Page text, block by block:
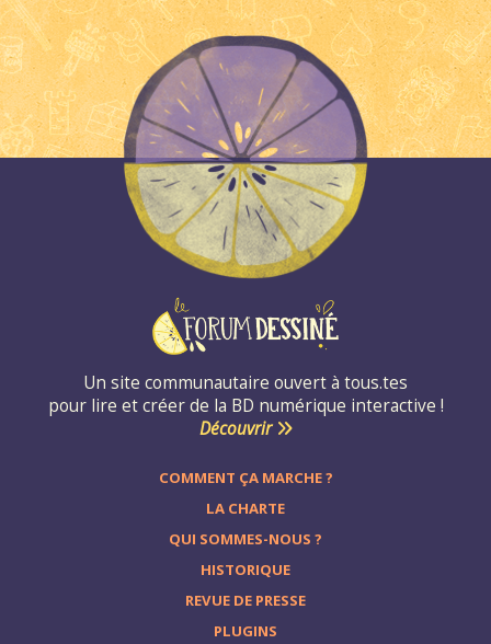
Un site communautaire ouvert à tous.tes
pour lire et créer de la BD numérique interactive !
Découvrir
COMMENT ÇA MARCHE ?
LA CHARTE
QUI SOMMES-NOUS ?
HISTORIQUE
REVUE DE PRESSE
PLUGINS